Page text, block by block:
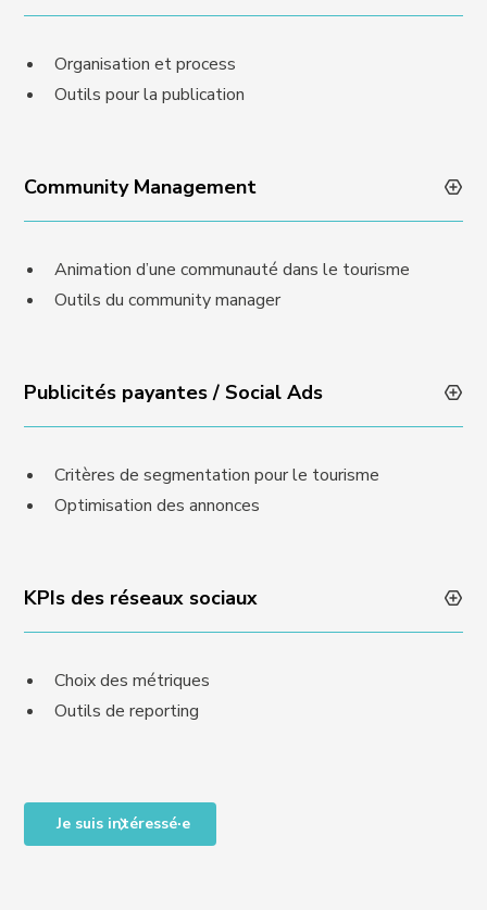
Organisation et process
Outils pour la publication
Community Management
Animation d’une communauté dans le tourisme
Outils du community manager
Publicités payantes / Social Ads
Critères de segmentation pour le tourisme
Optimisation des annonces
KPIs des réseaux sociaux
Choix des métriques
Outils de reporting
Je suis intéressé·e